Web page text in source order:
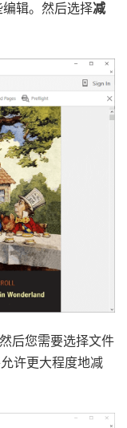
辑。然后选择减
后您需要选择文件
许更大程度地减